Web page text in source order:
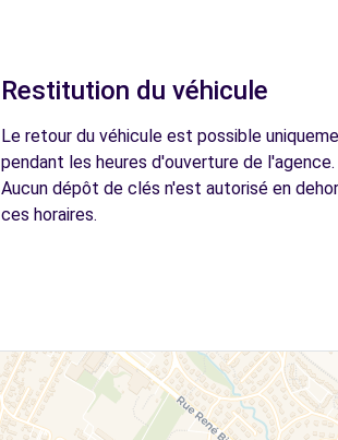
Restitution du véhicule
Le retour du véhicule est possible
pendant les heures d'ouverture de l'agence.
Aucun dépôt de clés n'est autorisé en
ces horaires.